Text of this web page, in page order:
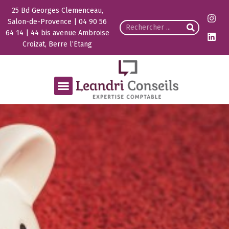
25 Bd Georges Clemenceau,
Salon-de-Provence | 04 90 56
64 14 | 44 bis avenue Ambroise
Croizat, Berre l’Etang